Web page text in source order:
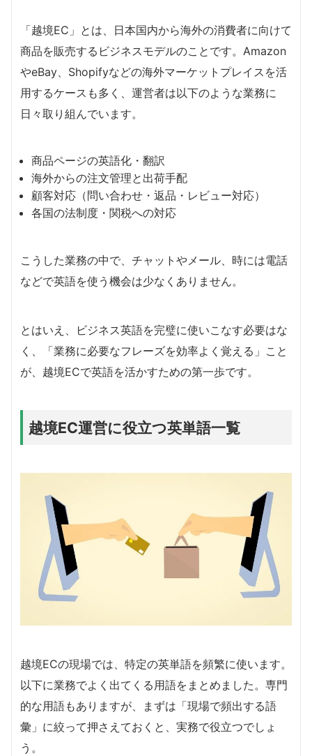
「越境EC」とは、日本国内から海外の消費者に向けて
商品を販売するビジネスモデルのことです。Amazon
やeBay、Shopifyなどの海外マーケットプレイスを活
用するケースも多く、運営者は以下のような業務に
日々取り組んでいます。
商品ページの英語化・翻訳
海外からの注文管理と出荷手配
顧客対応（問い合わせ・返品・レビュー対応）
各国の法制度・関税への対応
こうした業務の中で、チャットやメール、時には電話
などで英語を使う機会は少なくありません。
とはいえ、ビジネス英語を完璧に使いこなす必要はな
く、「業務に必要なフレーズを効率よく覚える」こと
が、越境ECで英語を活かすための第一歩です。
越境EC運営に役立つ英単語一覧
越境ECの現場では、特定の英単語を頻繁に使います。
以下に業務でよく出てくる用語をまとめました。専門
的な用語もありますが、まずは「現場で頻出する語
彙」に絞って押さえておくと、実務で役立つでしょ
う。